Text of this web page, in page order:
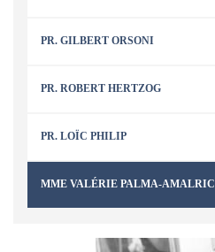
PR. GILBERT ORSONI
PR. ROBERT HERTZOG
PR. LOÏC PHILIP
MME VALÉRIE PALMA-AMALRIC